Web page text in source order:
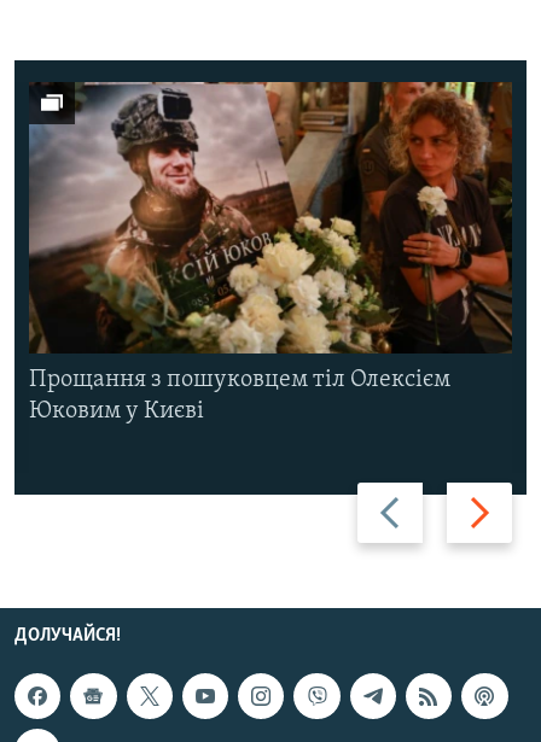
Назад Вперед
Прощання з пошуковцем тіл Олексієм
Юковим у Києві
ДОЛУЧАЙСЯ!